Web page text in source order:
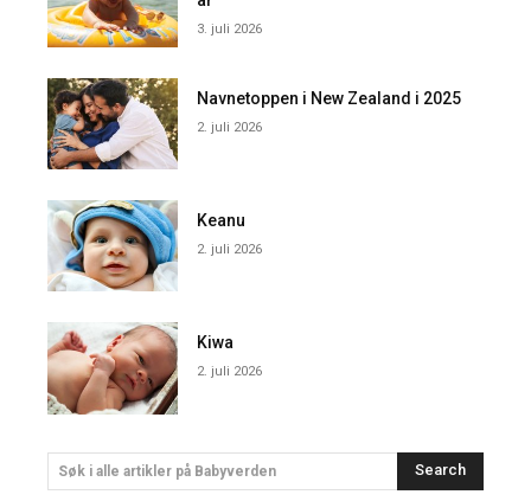
3. juli 2026
Navnetoppen i New Zealand i 2025
2. juli 2026
Keanu
2. juli 2026
Kiwa
2. juli 2026
Søk i alle artikler på Babyverden Search